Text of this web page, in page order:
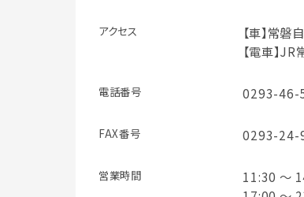
アクセス
【車】常磐
【電車】
電話番号 0293-46-
FAX番号 0293-24-
営業時間
11:30 ～